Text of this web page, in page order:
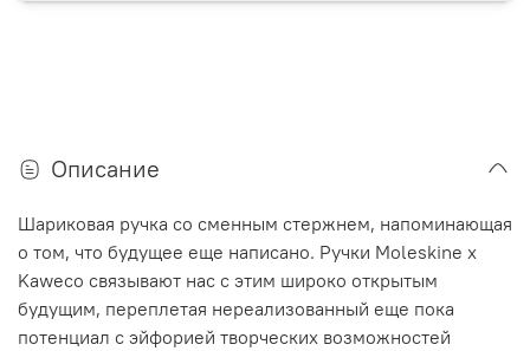
Описание
Шариковая ручка со сменным стержнем, напоминающая
о том, что будущее еще написано. Ручки Moleskine x
Kaweco связывают нас с этим широко открытым
будущим, переплетая нереализованный еще пока
потенциал с эйфорией творческих возможностей